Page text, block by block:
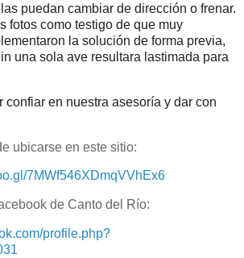
puedan cambiar de dirección o frenar.
fotos como testigo de que muy
la solución de forma previa,
una sola ave resultara lastimada para
confiar en nuestra asesoría y dar con
ubicarse en este sitio:
7MWf546XDmqVVhEx6
de Canto del Río:
profile.php?